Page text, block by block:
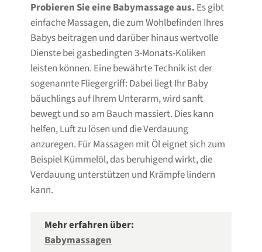
Probieren Sie eine Babymassage aus. Es gibt
einfache Massagen, die zum Wohlbefinden Ihres
Babys beitragen und darüber hinaus wertvolle
Dienste bei gasbedingten 3-Monats-Koliken
leisten können. Eine bewährte Technik ist der
sogenannte Fliegergriff: Dabei liegt Ihr Baby
bäuchlings auf Ihrem Unterarm, wird sanft
bewegt und so am Bauch massiert. Dies kann
helfen, Luft zu lösen und die Verdauung
anzuregen. Für Massagen mit Öl eignet sich zum
Beispiel Kümmelöl, das beruhigend wirkt, die
Verdauung unterstützen und Krämpfe lindern
kann.
Mehr erfahren über:
Babymassagen